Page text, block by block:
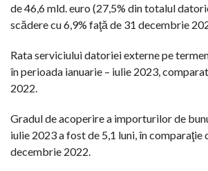
de 46,6 mld. euro (27,5% din totalul
scădere cu 6,9% faţă de 31 decembrie
Rata serviciului datoriei externe pe
în perioada ianuarie – iulie 2023,
2022.
Gradul de acoperire a importurilor de
iulie 2023 a fost de 5,1 luni, în comparaţie
decembrie 2022.